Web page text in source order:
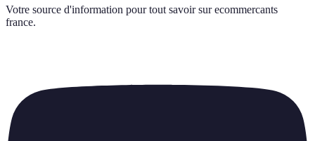
Votre source d'information pour tout savoir sur ecommercants
france.